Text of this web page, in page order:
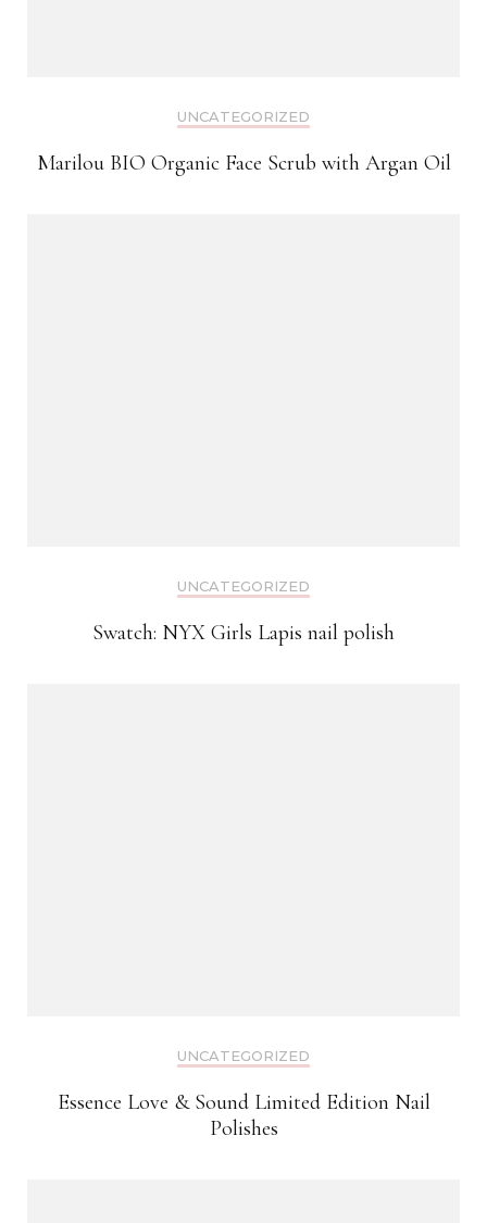
UNCATEGORIZED
Marilou BIO Organic Face Scrub with Argan Oil
UNCATEGORIZED
Swatch: NYX Girls Lapis nail polish
UNCATEGORIZED
Essence Love & Sound Limited Edition Nail
Polishes